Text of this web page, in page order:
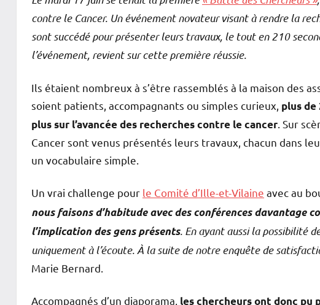
contre le Cancer. Un événement novateur visant à rendre la
sont succédé pour présenter leurs travaux, le tout en 210
l’événement, revient sur cette première réussie.
Ils étaient nombreux à s’être rassemblés à la maison des
soient patients, accompagnants ou simples curieux, plus de
plus sur l’avancée des recherches contre le cancer . Sur
Cancer sont venus présentés leurs travaux, chacun dans
un vocabulaire simple.
Un vrai challenge pour le Comité d’Ille-et-Vilaine avec au
nous faisons d’habitude avec des conférences davantage
l’implication des gens présents. En ayant aussi la possibilité
uniquement à l’écoute. À la suite de notre enquête de
Marie Bernard.
Accompagnés d’un diaporama, les chercheurs ont donc pu